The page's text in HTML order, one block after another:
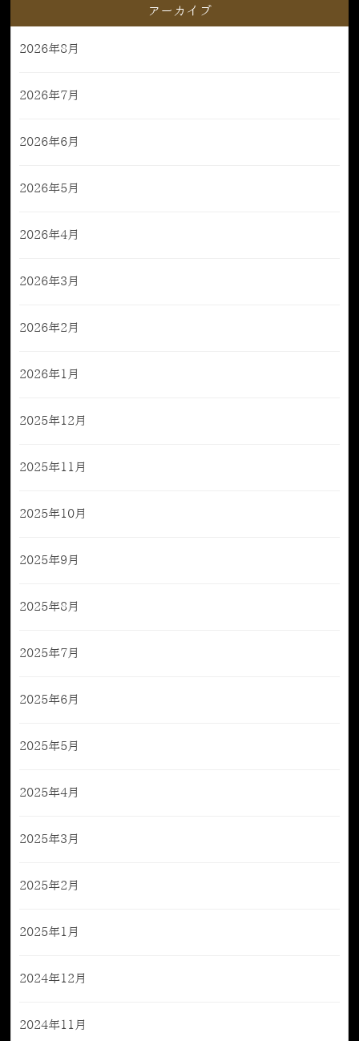
アーカイブ
2026年8月
2026年7月
2026年6月
2026年5月
2026年4月
2026年3月
2026年2月
2026年1月
2025年12月
2025年11月
2025年10月
2025年9月
2025年8月
2025年7月
2025年6月
2025年5月
2025年4月
2025年3月
2025年2月
2025年1月
2024年12月
2024年11月